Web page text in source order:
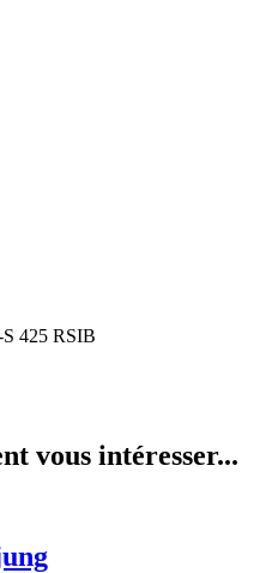
S 425 RSIB
vous intéresser...